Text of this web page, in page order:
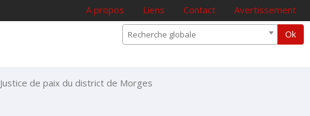
A propos Liens Contact Avertissement
Recherche globale Ok
Justice de paix du district de Morges